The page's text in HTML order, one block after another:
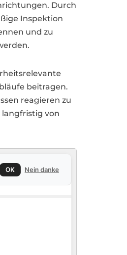
Durch
Inspektion
und zu
beitragen.
reagieren zu
von
OK Nein danke